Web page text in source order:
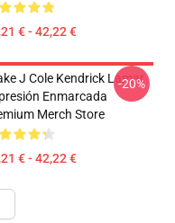
€ - 42,22 €
J Cole Kendrick Lamar
Enmarcada
Merch Store
€ - 42,22 €
-20%